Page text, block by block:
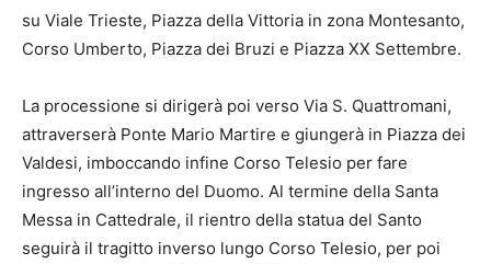
su Viale Trieste, Piazza della Vittoria in zona Montesanto,
Corso Umberto, Piazza dei Bruzi e Piazza XX Settembre.
La processione si dirigerà poi verso Via S. Quattromani,
attraverserà Ponte Mario Martire e giungerà in Piazza dei
Valdesi, imboccando infine Corso Telesio per fare
ingresso all’interno del Duomo. Al termine della Santa
Messa in Cattedrale, il rientro della statua del Santo
seguirà il tragitto inverso lungo Corso Telesio, per poi